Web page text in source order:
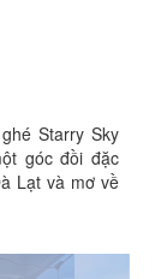
Starry Sky
góc đồi đặc
Lạt và mơ về